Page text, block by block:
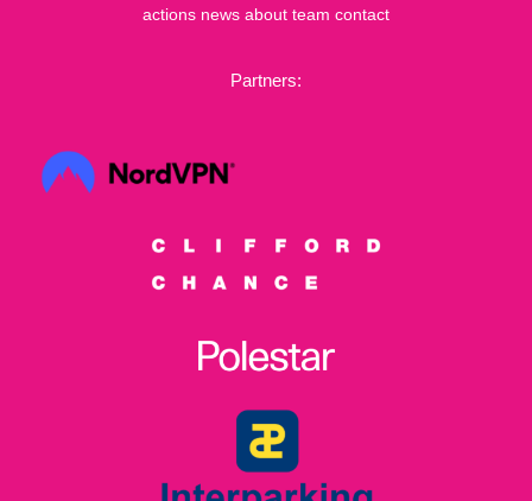
actions news about team contact
Partners: